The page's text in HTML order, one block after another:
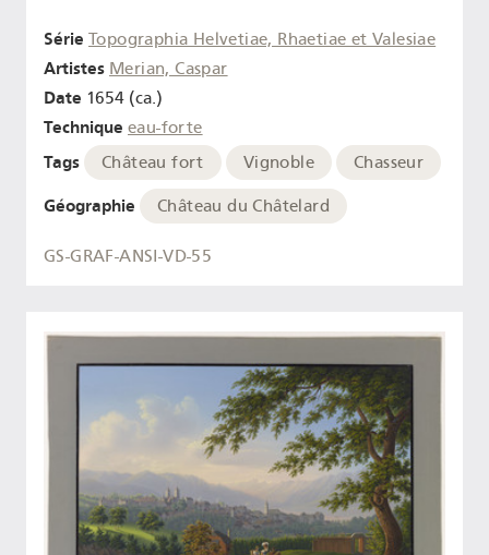
Série Topographia Helvetiae, Rhaetiae et Valesiae
Artistes Merian, Caspar
Date 1654 (ca.)
Technique eau-forte
Tags Château fort Vignoble Chasseur
Géographie Château du Châtelard
GS-GRAF-ANSI-VD-55